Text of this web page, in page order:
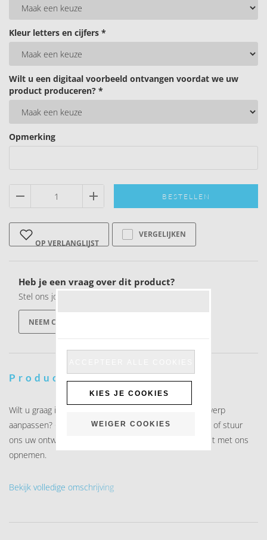
Kleur letters en cijfers *
Wilt u een digitaal voorbeeld ontvangen voordat we uw
product produceren? *
Opmerking
BESTELLEN
OP VERLANGLIJST
VERGELIJKEN
Heb je een vraag over dit product?
Stel ons jouw vraag
NEEM CONTACT OP
Productomschrijving
Wilt u graag iets toevoegen of de indeling van het ontwerp
aanpassen? Geef dit dan duidelijk aan bij uw bestelling of stuur
ons uw ontwerp toe. U kunt uiteraard ook altijd contact met ons
opnemen.
Bekijk volledige omschrijving
KIES JE COOKIES
WEIGER COOKIES